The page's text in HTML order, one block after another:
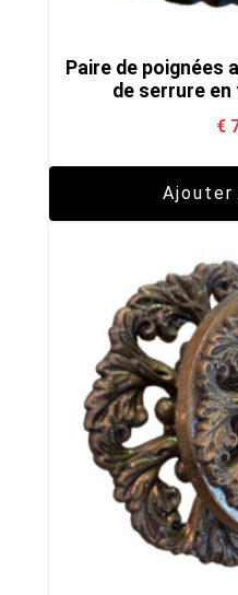
Paire de poignées
de serrure
€
Ajouter